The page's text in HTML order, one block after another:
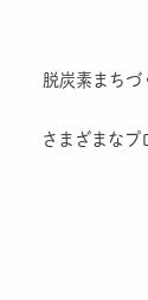
脱炭素まち
さまざまな